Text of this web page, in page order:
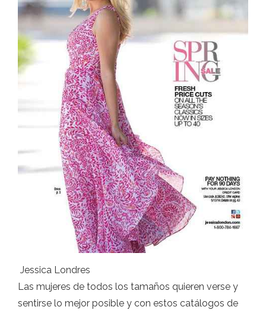
Jessica Londres
Las mujeres de todos los tamaños quieren verse y
sentirse lo mejor posible y con estos catálogos de